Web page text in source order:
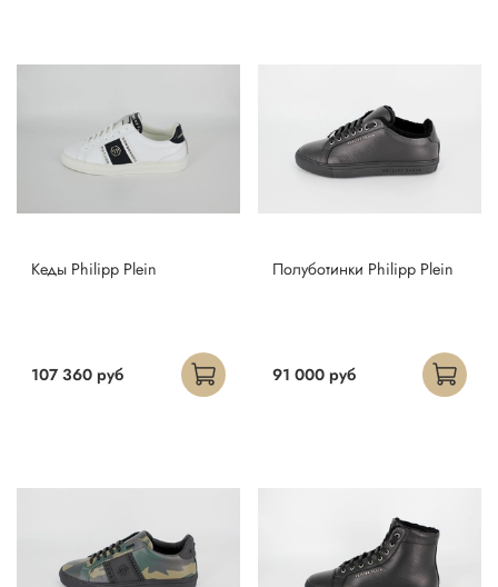
Кеды Philipp Plein
107 360 руб
Полуботинки Philipp Plein
91 000 руб